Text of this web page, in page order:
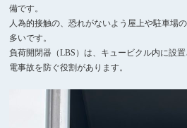
備です。
人為的接触の、恐れがないよう屋上や駐車場
多いです。
負荷開閉器（LBS）は、キュービクル内に設
電事故を防ぐ役割があります。